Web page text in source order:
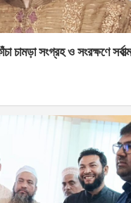
সংগ্রহ ও সংরক্ষণে